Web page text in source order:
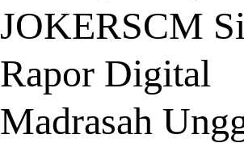
JOKERSCM
Rapor Digital
Madrasah